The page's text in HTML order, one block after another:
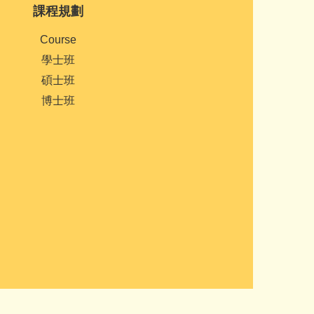
課程規劃
Course
學士班
碩士班
博士班